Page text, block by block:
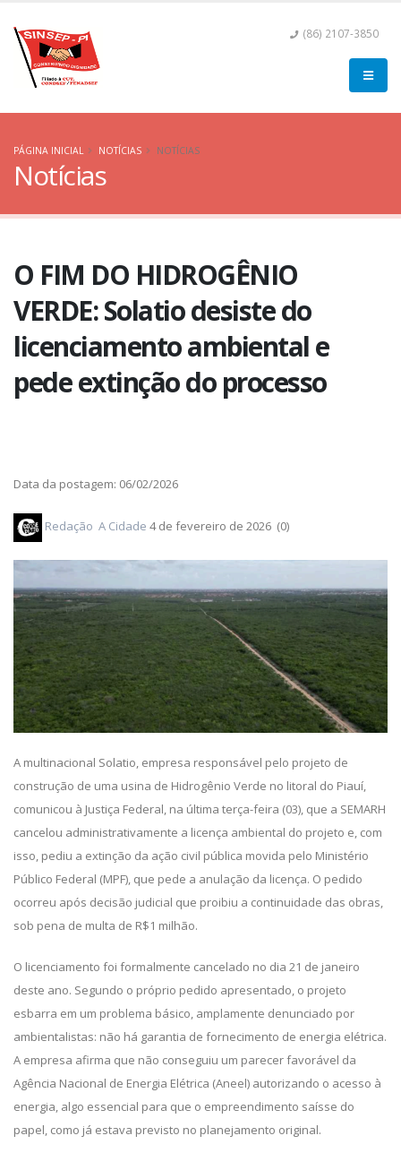
(86) 2107-3850
PÁGINA INICIAL NOTÍCIAS NOTÍCIAS
Notícias
O FIM DO HIDROGÊNIO
VERDE: Solatio desiste do
licenciamento ambiental e
pede extinção do processo
Data da postagem: 06/02/2026
Redação A Cidade 4 de fevereiro de 2026 (0)
A multinacional Solatio, empresa responsável pelo projeto de
construção de uma usina de Hidrogênio Verde no litoral do Piauí,
comunicou à Justiça Federal, na última terça-feira (03), que a SEMARH
cancelou administrativamente a licença ambiental do projeto e, com
isso, pediu a extinção da ação civil pública movida pelo Ministério
Público Federal (MPF), que pede a anulação da licença. O pedido
ocorreu após decisão judicial que proibiu a continuidade das obras,
sob pena de multa de R$1 milhão.
O licenciamento foi formalmente cancelado no dia 21 de janeiro
deste ano. Segundo o próprio pedido apresentado, o projeto
esbarra em um problema básico, amplamente denunciado por
ambientalistas: não há garantia de fornecimento de energia elétrica.
A empresa afirma que não conseguiu um parecer favorável da
Agência Nacional de Energia Elétrica (Aneel) autorizando o acesso à
energia, algo essencial para que o empreendimento saísse do
papel, como já estava previsto no planejamento original.